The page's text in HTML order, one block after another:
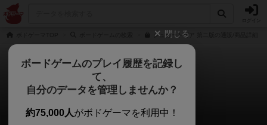
シュガートピア 第二版の通販/商品詳細
シュガートピア
じじいさんのレビュー
閉じる
ボードゲームのプレイ履歴を記録し
て、
自分のデータを管理しませんか？
約75,000人がボドゲーマを利用中！